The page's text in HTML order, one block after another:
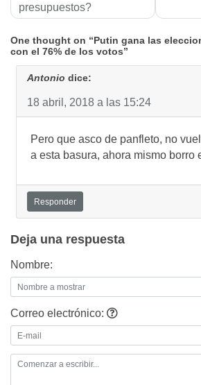
depresupuestos?
One thought on “Putin gana las
con el 76% de los votos”
Antonio dice:
18 abril, 2018 a las 15:24
Pero que asco de panfleto, no
a esta basura, ahora mismo borro
Responder
Deja una respuesta
Nombre:
Correo electrónico: